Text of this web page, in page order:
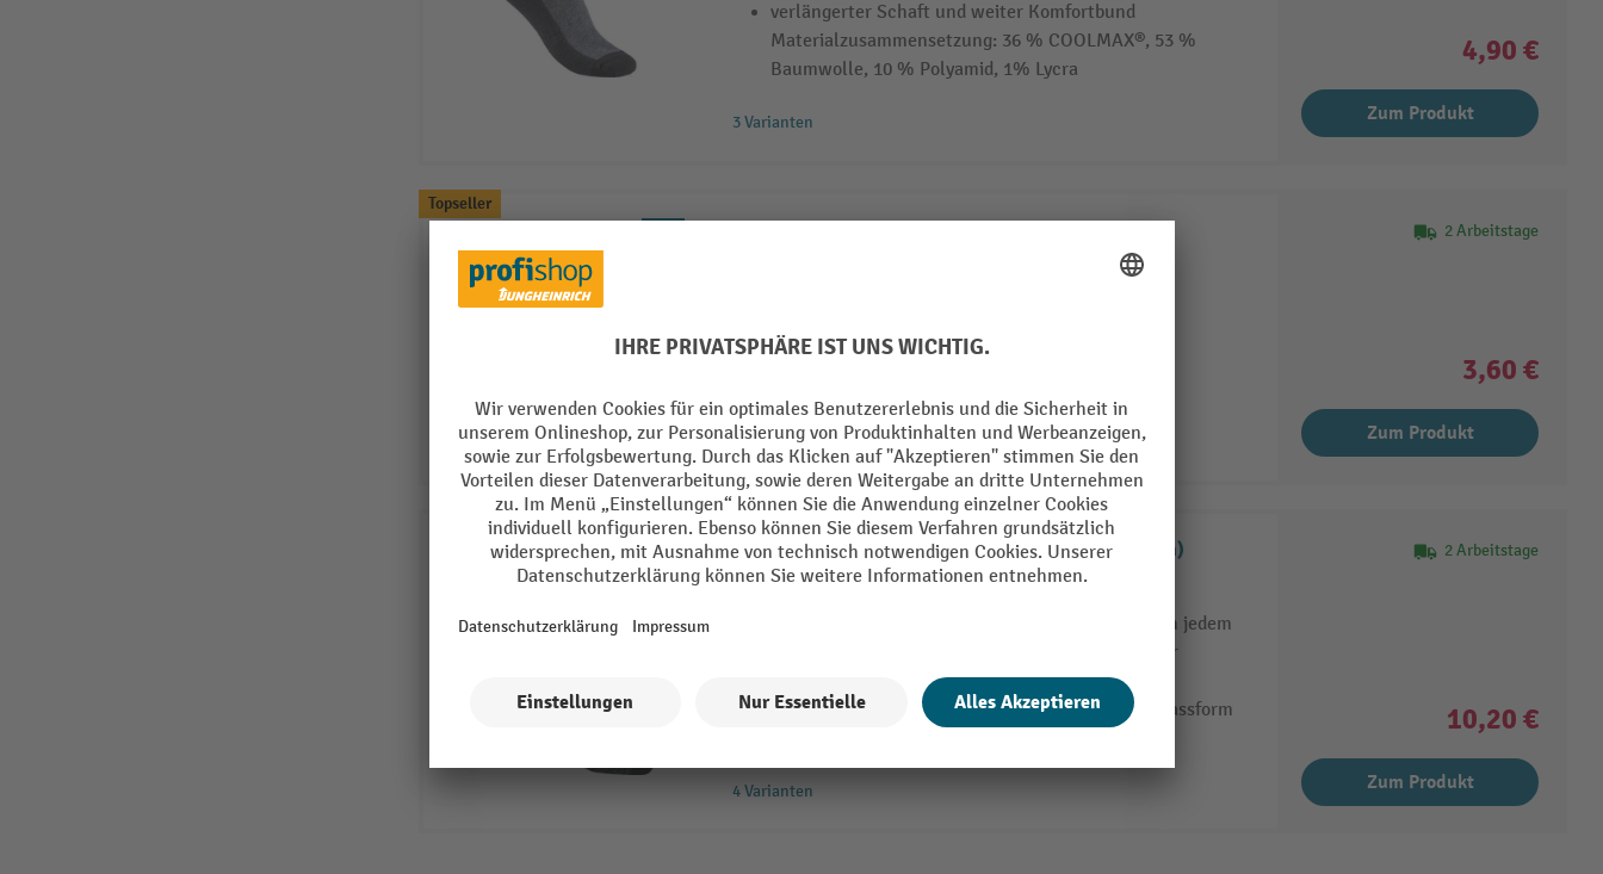
verlängerter Schaft und weiter Komfortbund
Materialzusammensetzung: 36 % COOLMAX®, 53 %
Baumwolle, 10 % Polyamid, 1% Lycra
3 Varianten
4,90 €
Zum Produkt
Topseller
Weitere technische Eigenschaften:
4 Varianten
2 Arbeitstage
3,60 €
Zum Produkt
ELTEN Funktionssocke Perfect Fit Socks ESD (Carbon)
hochelastisches, druckfreies Bündchen passt sich jedem
Beinumfang an und garantiert angenehm weicher
anatomisch geformtes Fußbett ist für optimale Passform
4 Varianten
2 Arbeitstage
10,20 €
Zum Produkt